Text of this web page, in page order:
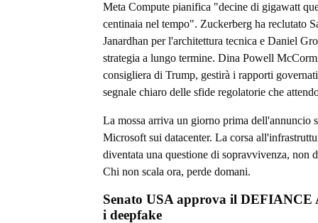
Meta Compute pianifica "decine di gigawatt
centinaia nel tempo". Zuckerberg ha reclutato
Janardhan per l'architettura tecnica e Daniel
strategia a lungo termine. Dina Powell
consigliera di Trump, gestirà i rapporti
segnale chiaro delle sfide regolatorie che
La mossa arriva un giorno prima dell'annuncio
Microsoft sui datacenter. La corsa
diventata una questione di sopravvivenza, non
Chi non scala ora, perde domani.
Senato USA approva il DEFIANCE
i deepfake